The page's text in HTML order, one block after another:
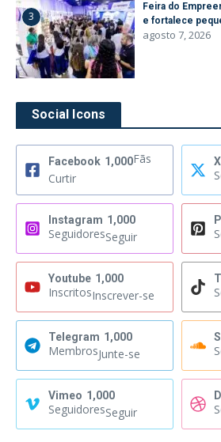
3
Feira do
e fortalece
agosto 7, 2026
Social Icons
Facebook 1,000Fãs
Curtir
Instagram 1,000
SeguidoresSeguir
Youtube 1,000
InscritosInscrever-se
Telegram 1,000
MembrosJunte-se
Vimeo 1,000
SeguidoresSeguir